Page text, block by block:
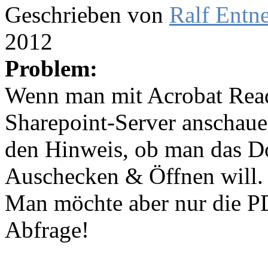
Geschrieben von Ralf
2012
Problem:
Wenn man mit Acrobat
Sharepoint-Server
den Hinweis, ob man das
Auschecken & Öffnen will.
Man möchte aber nur die
Abfrage!